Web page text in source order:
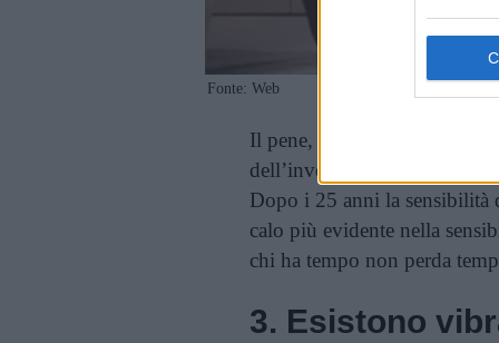
Fonte: Web
Il pene, come molte altre
dell’invecchiamento e del
Dopo i 25 anni la sensibilità
calo più evidente nella
chi ha tempo non perda
3. Esistono